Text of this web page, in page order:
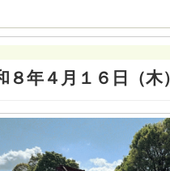
８年４月１６日（木